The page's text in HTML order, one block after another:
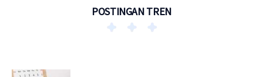
POSTINGAN TREN